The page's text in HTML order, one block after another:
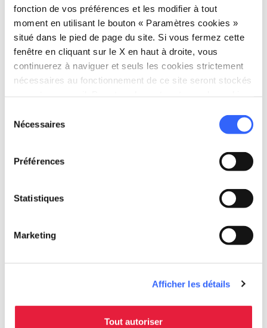
fonction de vos préférences et les modifier à tout
moment en utilisant le bouton « Paramètres cookies »
situé dans le pied de page du site. Si vous fermez cette
fenêtre en cliquant sur le X en haut à droite, vous
continuerez à naviguer et seuls les cookies strictement
nécessaires au fonctionnement de ce site seront stockés
Nécessaires
Préférences
Statistiques
Marketing
Afficher les détails
Tout autoriser
Lunigiana Marketing & Web
Niveau de difficulté : moyen
Nardi), se poursuit ensuite dans les bois et
arriverez àCassolana, en longeant le ruisseau
entouré d'une nature sauvage et luxuriante.
temps semble s'être arrêté pour monter vers